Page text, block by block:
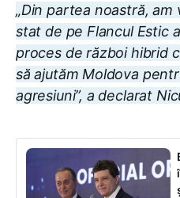
„Din partea noastră,
stat de pe Flancul Estic
proces de război hibrid
să ajutăm Moldova
agresiuni”, a declarat